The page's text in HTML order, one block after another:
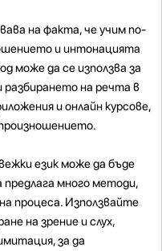
на факта, че учим по-
и интонацията
може да се използва за
разбирането на речта в
и онлайн курсове,
език може да бъде
предлага много методи,
процеса. Използвайте
на зрение и слух,
за да